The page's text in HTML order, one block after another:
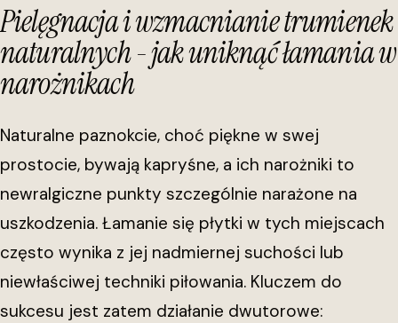
Pielęgnacja i wzmacnianie trumienek
naturalnych - jak uniknąć łamania w
narożnikach
Naturalne paznokcie, choć piękne w swej
prostocie, bywają kapryśne, a ich narożniki to
newralgiczne punkty szczególnie narażone na
uszkodzenia. Łamanie się płytki w tych miejscach
często wynika z jej nadmiernej suchości lub
niewłaściwej techniki piłowania. Kluczem do
sukcesu jest zatem działanie dwutorowe: